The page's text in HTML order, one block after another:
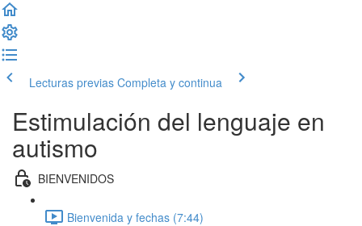
Lecturas previas Completa y continua
Estimulación del lenguaje en
autismo
BIENVENIDOS
Bienvenida y fechas (7:44)